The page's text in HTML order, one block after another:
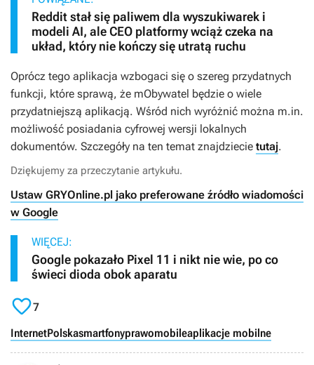
Reddit stał się paliwem dla wyszukiwarek i
modeli AI, ale CEO platformy wciąż czeka na
układ, który nie kończy się utratą ruchu
Oprócz tego aplikacja wzbogaci się o szereg przydatnych
funkcji, które sprawą, że mObywatel będzie o wiele
przydatniejszą aplikacją. Wśród nich wyróżnić można m.in.
możliwość posiadania cyfrowej wersji lokalnych
dokumentów. Szczegóły na ten temat znajdziecie tutaj.
Dziękujemy za przeczytanie artykułu.
Ustaw GRYOnline.pl jako preferowane źródło wiadomości
w Google
WIĘCEJ:
Google pokazało Pixel 11 i nikt nie wie, po co
świeci dioda obok aparatu
7
InternetPolskasmartfonyprawomobileaplikacje mobilne